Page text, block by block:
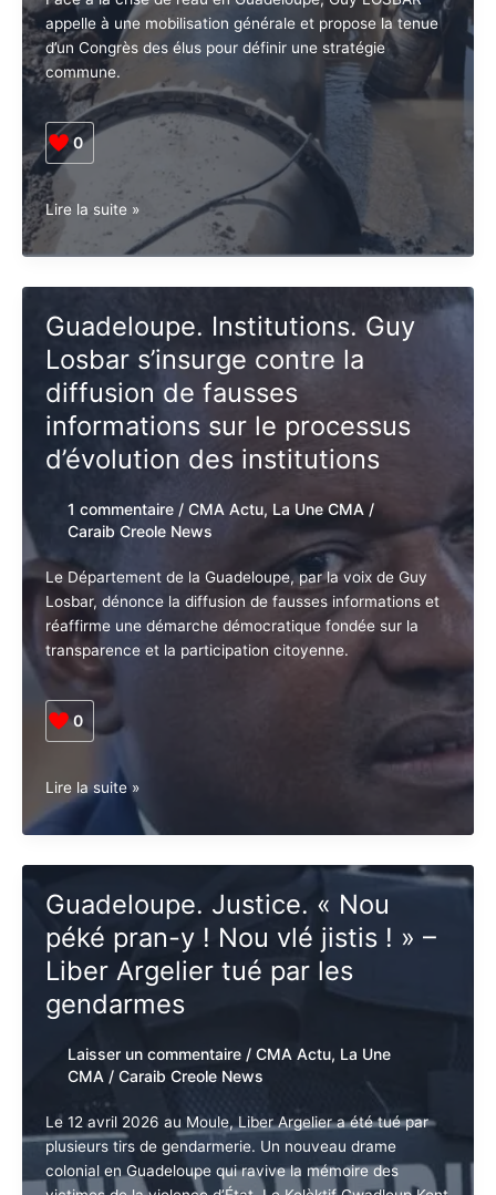
Face à la crise de l’eau en Guadeloupe, Guy LOSBAR
appelle à une mobilisation générale et propose la
tenue d’un Congrès des élus pour définir une stratégie
commune.
0
Guadeloupe.
Crise
Guy
Losbar
veut
convoquer
un
Congrès
des
Lire la suite »
Guadeloupe. Institutions. Guy
Losbar s’insurge contre la
diffusion de fausses
informations sur le processus
d’évolution des institutions
1 commentaire /CMA Actu La Une CMA
Le Département de la Guadeloupe, par la voix de Guy
Losbar, dénonce la diffusion de fausses informations
et réaffirme une démarche démocratique fondée sur
la transparence et la participation citoyenne.
0
Guadeloupe.
Institutions.
s’insurge
contre
la
diffusion
de
informations
processus
d’évolution
des
Lire la suite »
Guadeloupe. Justice. « Nou
péké pran-y ! Nou vlé jistis ! »
– Liber Argelier tué par les
gendarmes
Laisser un commentaire /CMA Actu
Le 12 avril 2026 au Moule, Liber Argelier a été tué par
plusieurs tirs de gendarmerie. Un nouveau drame
colonial en Guadeloupe qui ravive la mémoire des